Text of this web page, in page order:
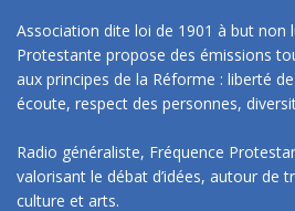
Association dite loi de 1901 à but non
Protestante propose des émissions
aux principes de la Réforme : liberté
écoute, respect des personnes,
Radio généraliste, Fréquence
valorisant le débat d’idées, autour de
culture et arts.